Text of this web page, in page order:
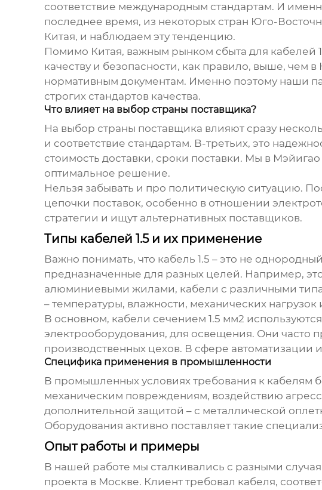
соответствие международным стандартам. И
последнее время, из некоторых стран Юго-
Китая, и наблюдаем эту тенденцию.
Помимо Китая, важным рынком сбыта для кабелей
качеству и безопасности, как правило, выше, чем
нормативным документам. Именно поэтому наши
строгих стандартов качества.
Что влияет на выбор страны поставщика?
На выбор страны поставщика влияют сразу
и соответствие стандартам. В-третьих, это
стоимость доставки, сроки поставки. Мы в
оптимальное решение.
Нельзя забывать и про политическую ситуацию.
цепочки поставок, особенно в отношении
стратегии и ищут альтернативных поставщиков.
Типы кабелей 1.5 и их применение
Важно понимать, что кабель 1.5 – это не
предназначенные для разных целей. Например,
алюминиевыми жилами, кабели с различными
– температуры, влажности, механических нагрузок
В основном, кабели сечением 1.5 мм2
электрооборудования, для освещения. Они часто
производственных цехов. В сфере автоматизации
Специфика применения в промышленности
В промышленных условиях требования к кабелям
механическим повреждениям, воздействию
дополнительной защитой – с металлической
Оборудования активно поставляет такие
Опыт работы и примеры
В нашей работе мы сталкивались с разными
проекта в Москве. Клиент требовал кабеля,